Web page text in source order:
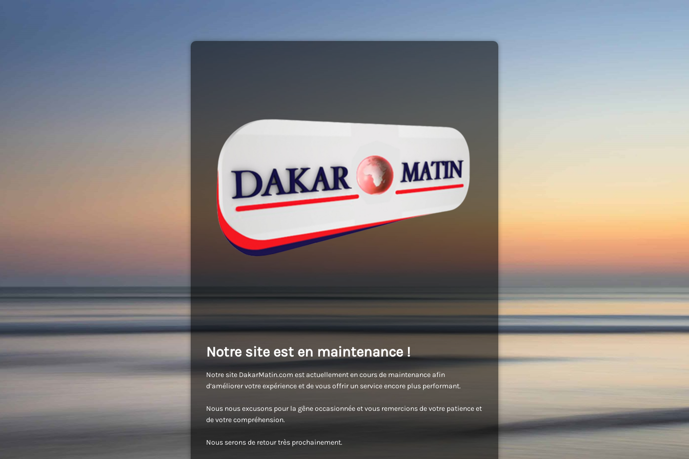
Notre site est en maintenance !
Notre site DakarMatin.com est actuellement en cours de maintenance afin
d’améliorer votre expérience et de vous offrir un service encore plus performant.
Nous nous excusons pour la gêne occasionnée et vous remercions de votre patience et
de votre compréhension.
Nous serons de retour très prochainement.